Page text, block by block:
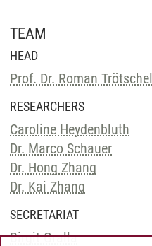
TEAM
HEAD
Prof. Dr. Roman Trötschel
RESEARCHERS
Caroline Heydenbluth
Dr. Marco Schauer
Dr. Hong Zhang
Dr. Kai Zhang
SECRETARIAT
Birgit Gralla